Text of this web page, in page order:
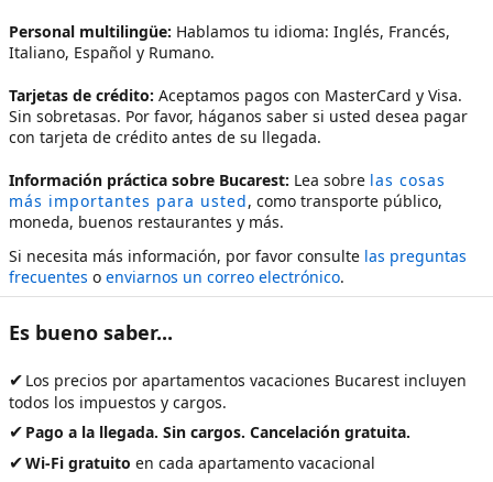
Personal multilingüe: Hablamos tu idioma: Inglés, Francés,
Italiano, Español y Rumano.
Tarjetas de crédito: Aceptamos pagos con MasterCard y Visa.
Sin sobretasas. Por favor, háganos saber si usted desea pagar
con tarjeta de crédito antes de su llegada.
Información práctica sobre Bucarest: Lea sobre las cosas
más importantes para usted, como transporte público,
moneda, buenos restaurantes y más.
Si necesita más información, por favor consulte las preguntas
frecuentes o enviarnos un correo electrónico.
Es bueno saber...
✔ Los precios por apartamentos vacaciones Bucarest incluyen
todos los impuestos y cargos.
✔ Pago a la llegada. Sin cargos. Cancelación gratuita.
✔Wi-Fi gratuito en cada apartamento vacacional